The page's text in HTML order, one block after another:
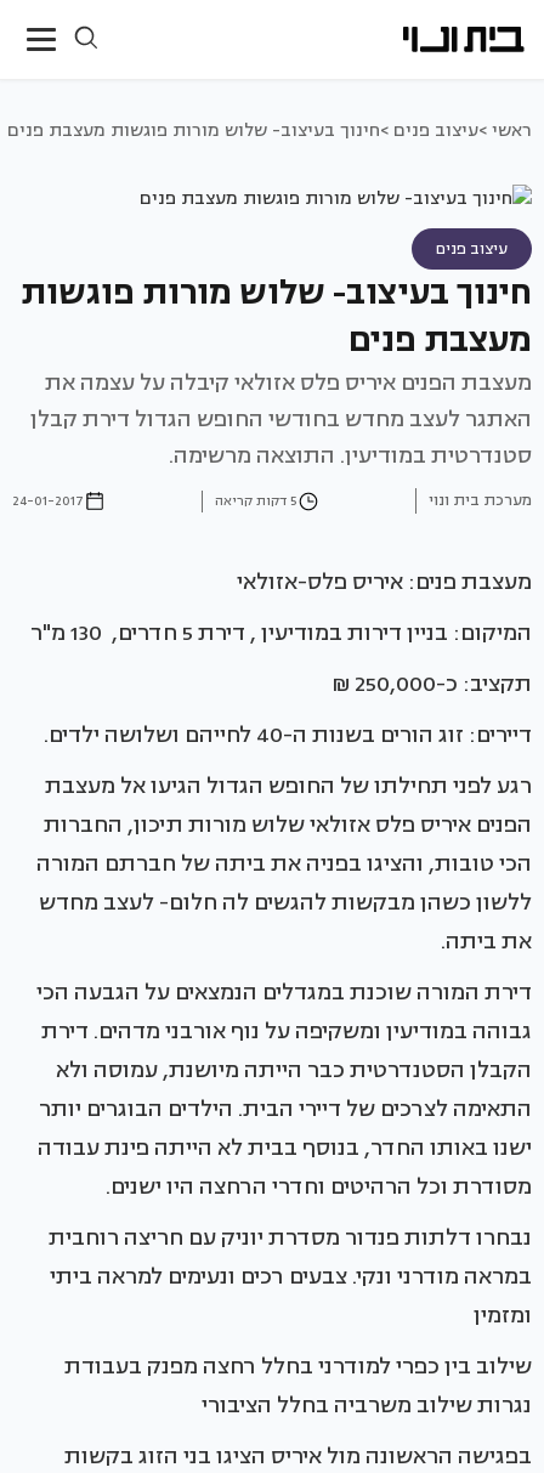
ראשי >עיצוב פנים >חינוך בעיצוב- שלוש מורות פוגשות מעצבת פנים
עיצוב פנים
חינוך בעיצוב- שלוש מורות פוגשות
מעצבת פנים
מעצבת הפנים איריס פלס אזולאי קיבלה על עצמה את
האתגר לעצב מחדש בחודשי החופש הגדול דירת קבלן
סטנדרטית במודיעין. התוצאה מרשימה.
מערכת בית ונוי 5 דקות קריאה 24-01-2017
מעצבת פנים: איריס פלס-אזולאי
המיקום: בניין דירות במודיעין , דירת 5 חדרים, 130 מ"ר
תקציב: כ-250,000 ₪
דיירים: זוג הורים בשנות ה-40 לחייהם ושלושה ילדים.
רגע לפני תחילתו של החופש הגדול הגיעו אל מעצבת
הפנים איריס פלס אזולאי שלוש מורות תיכון, החברות
הכי טובות, והציגו בפניה את ביתה של חברתם המורה
ללשון כשהן מבקשות להגשים לה חלום- לעצב מחדש
את ביתה.
דירת המורה שוכנת במגדלים הנמצאים על הגבעה הכי
גבוהה במודיעין ומשקיפה על נוף אורבני מדהים. דירת
הקבלן הסטנדרטית כבר הייתה מיושנת, עמוסה ולא
התאימה לצרכים של דיירי הבית. הילדים הבוגרים יותר
ישנו באותו החדר, בנוסף בבית לא הייתה פינת עבודה
מסודרת וכל הרהיטים וחדרי הרחצה היו ישנים.
נבחרו דלתות פנדור מסדרת יוניק עם חריצה רוחבית
במראה מודרני ונקי. צבעים רכים ונעימים למראה ביתי
ומזמין
שילוב בין כפרי למודרני בחלל רחצה מפנק בעבודת
נגרות שילוב משרביה בחלל הציבורי
בפגישה הראשונה מול איריס הציגו בני הזוג בקשות